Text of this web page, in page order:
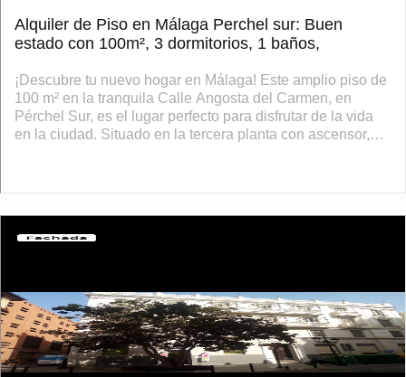
Alquiler de Piso en Málaga Perchel sur: Buen
estado con 100m², 3 dormitorios, 1 baños,
¡Descubre tu nuevo hogar en Málaga! Este amplio piso de
100 m² en la tranquila Calle Angosta del Carmen, en
Pérchel Sur, es el lugar perfecto para disfrutar de la vida
en la ciudad. Situado en la tercera planta con ascensor,